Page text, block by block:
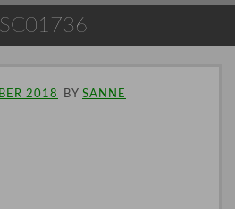
2018 BY SANNE